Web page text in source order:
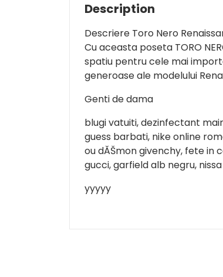
Description
Descriere Toro Nero
Cu aceasta poseta TORO
spatiu pentru cele mai
generoase ale modelului
Genti de dama
blugi vatuiti, dezinfectant
guess barbati, nike online
ou dĂŠmon givenchy, fete in
gucci, garfield alb negru,
yyyyy